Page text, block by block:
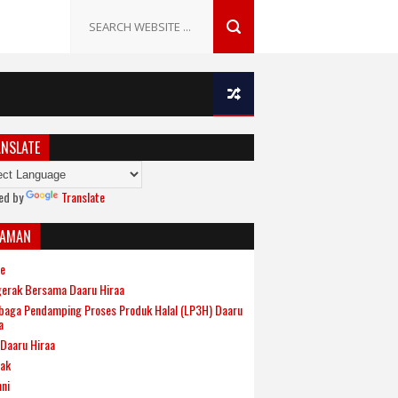
by Translate
Bersama Daaru Hiraa
Pendamping Proses Produk Halal (LP3H) Daaru
Hiraa